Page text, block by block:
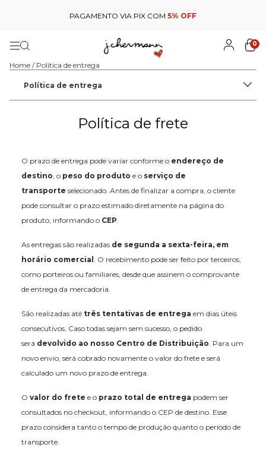
PAGAMENTO VIA PIX COM 5% OFF
0
Home / Política de entrega
Política de entrega
Política de frete
O prazo de entrega pode variar conforme o endereço de
destino, o peso do produto e o serviço de
transporte selecionado. Antes de finalizar a compra, o cliente
pode consultar o prazo estimado diretamente na página do
produto, informando o CEP.
As entregas são realizadas de segunda a sexta-feira, em
horário comercial . O recebimento pode ser feito por terceiros,
como porteiros ou familiares, desde que assinem o comprovante
de entrega da mercadoria.
São realizadas até três tentativas de entrega em dias úteis
consecutivos. Caso todas sejam sem sucesso, o pedido
será devolvido ao nosso Centro de Distribuição. Para um
novo envio, será cobrado novamente o valor do frete e será
calculado um novo prazo de entrega.
O valor do frete e o prazo total de entrega podem ser
consultados no checkout, informando o CEP de destino. Esse
prazo considera tanto o tempo de produção quanto o período de
transporte.